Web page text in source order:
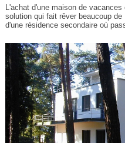
L'achat d'une maison de
solution qui fait rêver beaucoup
d'une résidence secondaire où